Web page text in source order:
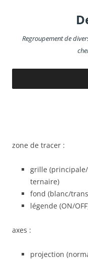
Regroupement de
zone de tracer :
grille
ternaire)
fond (blanc/
légende (ON/
axes :
projection